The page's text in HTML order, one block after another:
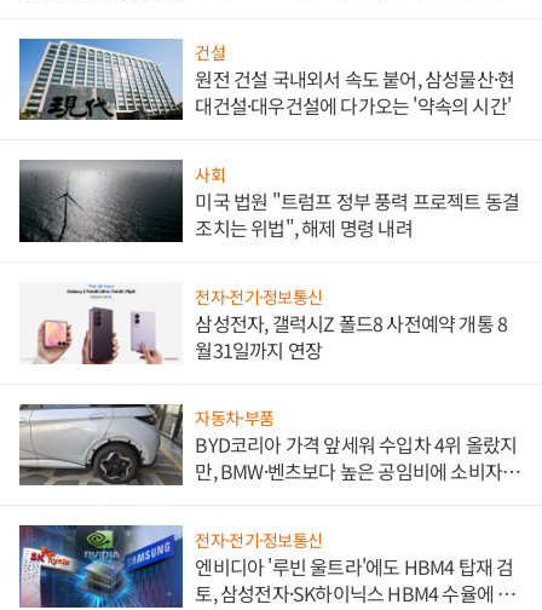
건설
원전 건설 국내외서 속도 붙어, 삼성물산·현
대건설·대우건설에 다가오는 '약속의 시간'
사회
미국 법원 "트럼프 정부 풍력 프로젝트 동결
조치는 위법", 해제 명령 내려
전자·전기·정보통신
삼성전자, 갤럭시Z 폴드8 사전예약 개통 8
월31일까지 연장
자동차·부품
BYD코리아 가격 앞세워 수입차 4위 올랐지
만, BMW·벤츠보다 높은 공임비에 소비자
전자·전기·정보통신
엔비디아 '루빈 울트라'에도 HBM4 탑재 검
토, 삼성전자·SK하이닉스 HBM4 수율에 주